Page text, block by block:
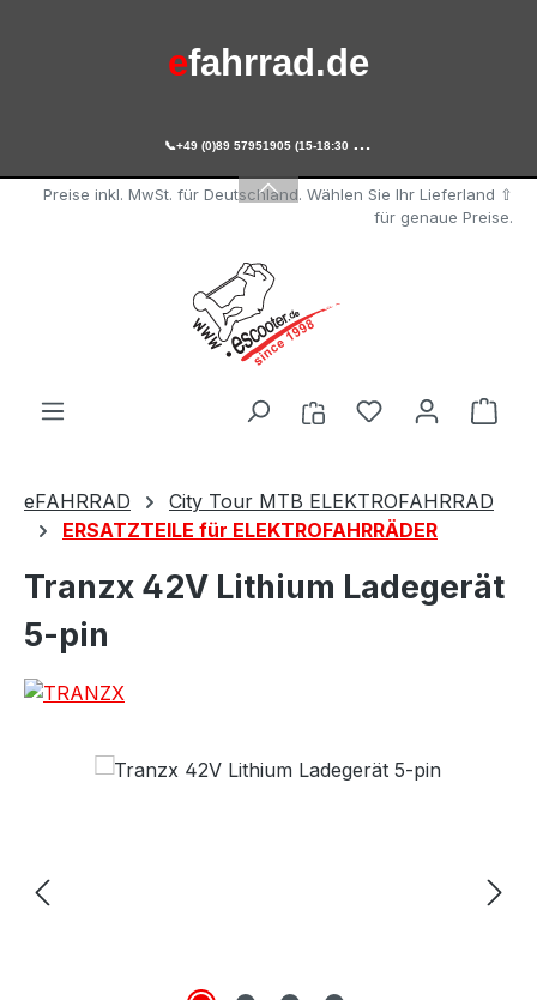
escooter.de
efahrrad.de

+49 (0)89 57951905 (15-18:30 Uhr)
Preise inkl. MwSt. für Deutschland. Wählen Sie Ihr Lieferland ⇧
für genaue Preise.
Du hast 0
eFAHRRAD
City Tour MTB ELEKTROFAHRRAD
ERSATZTEILE für ELEKTROFAHRRÄDER
Tranzx 42V Lithium Ladegerät
5-pin